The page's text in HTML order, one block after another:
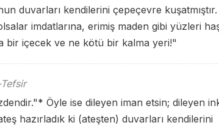
duvarları kendilerini çepeçevre kuşatmıştır.
imdatlarına, erimiş maden gibi yüzleri
bir içecek ve ne kötü bir kalma yeri!"
* Öyle ise dileyen iman etsin; dileyen
hazırladık ki (ateşten) duvarları kendilerini